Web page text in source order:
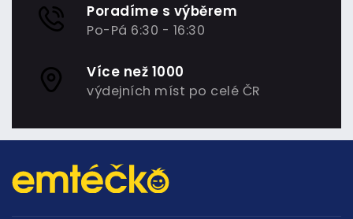
Poradíme s výběrem
Po-Pá 6:30 - 16:30
Více než 1000
výdejních míst po celé ČR